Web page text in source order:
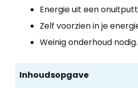
Energie uit een
Zelf voorzien in je
Weinig onderhoud nodig.
Inhoudsopgave